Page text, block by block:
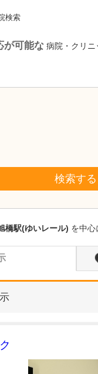
検索
が可能な 病院・クリニ
検索する
橋駅(ゆいレール) を中心